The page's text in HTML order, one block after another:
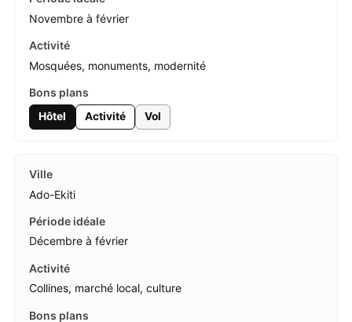
Novembre à février
Mosquées, monuments, modernité
Hôtel Activité Vol
Ado-Ekiti
Décembre à février
Collines, marché local, culture